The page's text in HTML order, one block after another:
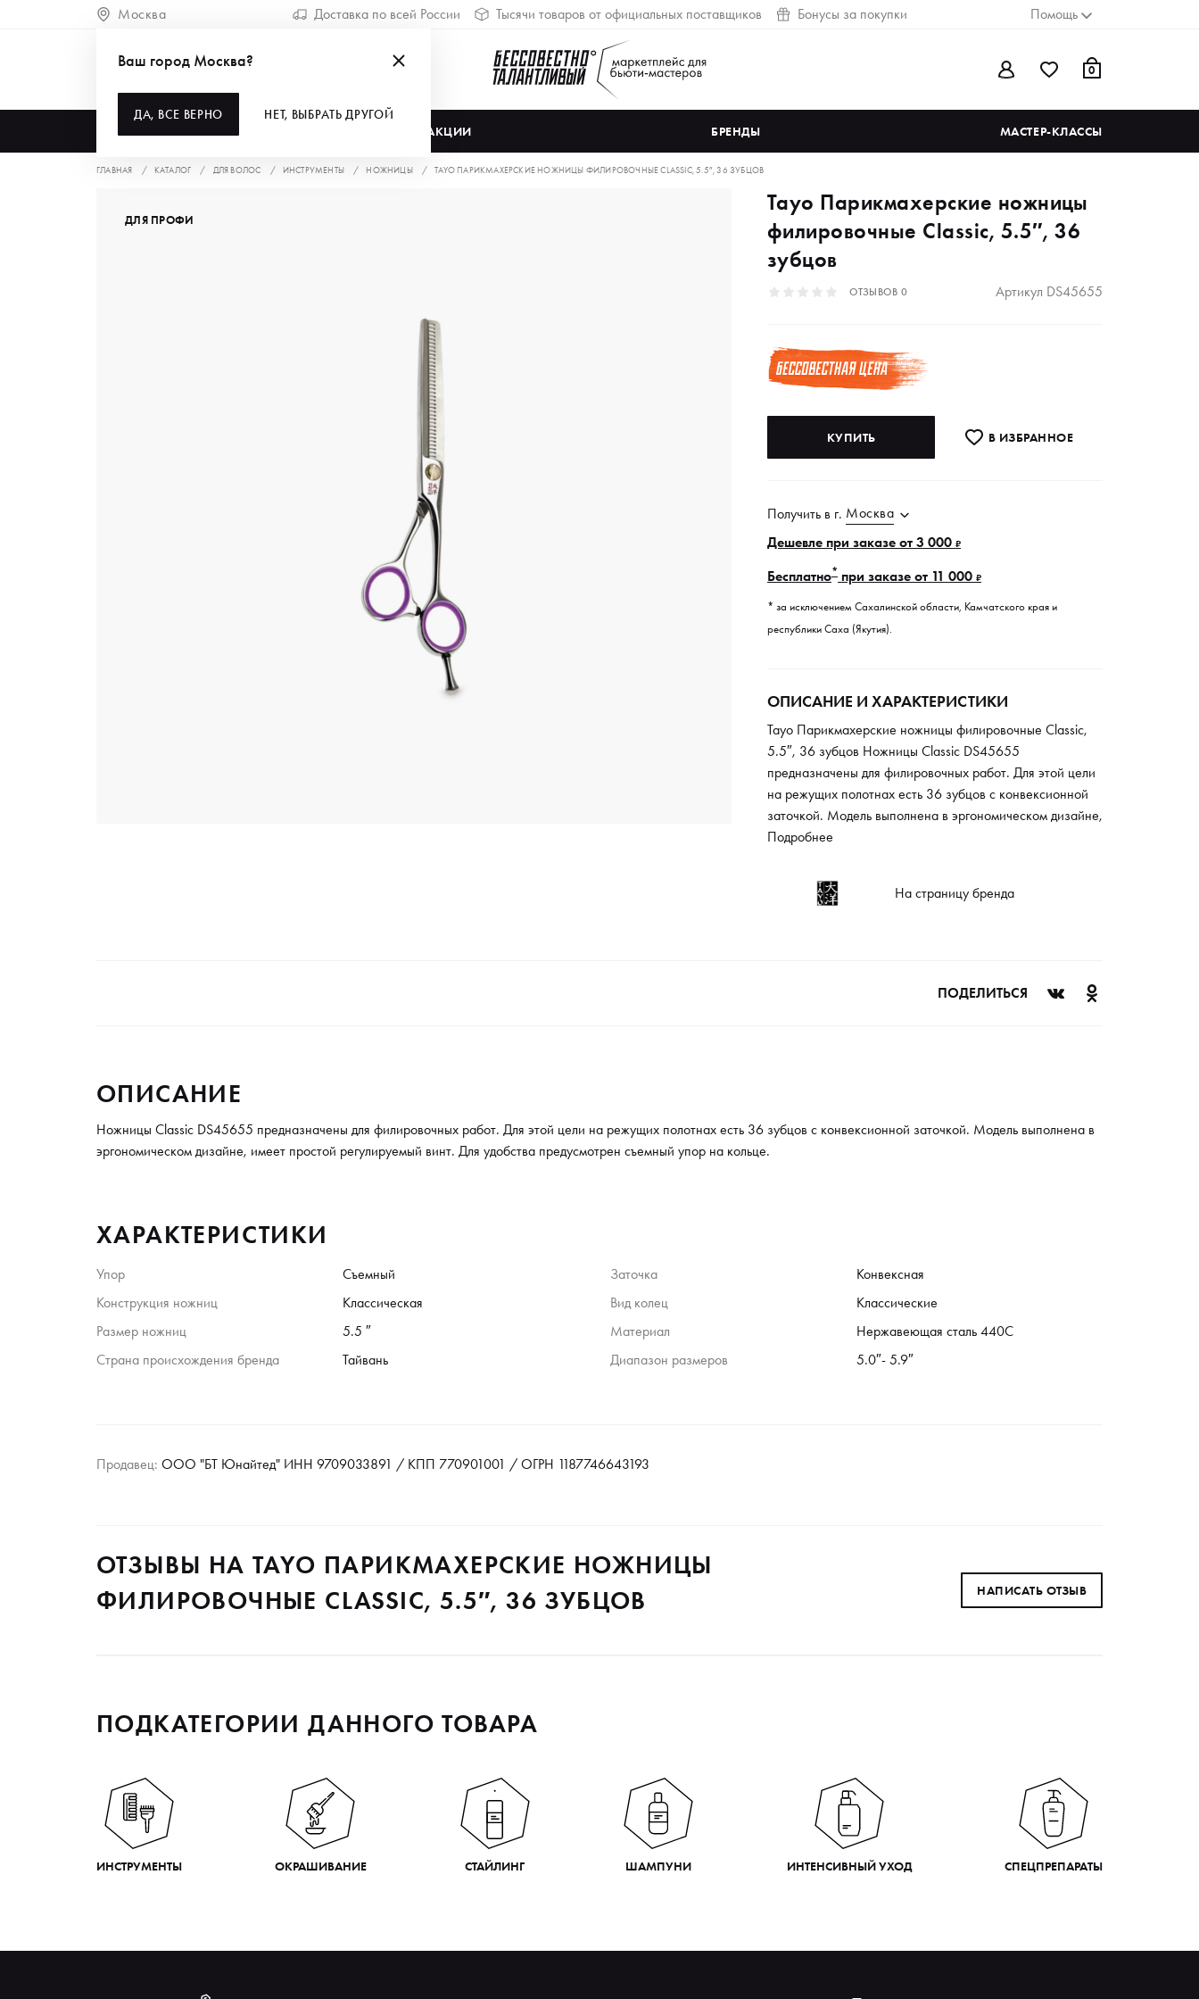
Москва Доставка по всей России Тысячи товаров от официальных поставщиков Бонусы за покупки Помощь
0
АКЦИИ БРЕНДЫ МАСТЕР-КЛАССЫ
Ваш город Москва?
ДА, ВСЕ ВЕРНО НЕТ, ВЫБРАТЬ ДРУГОЙ
ГЛАВНАЯ КАТАЛОГ ДЛЯ ВОЛОС ИНСТРУМЕНТЫ НОЖНИЦЫ TAYO ПАРИКМАХЕРСКИЕ НОЖНИЦЫ ФИЛИРОВОЧНЫЕ CLASSIC, 5.5″, 36 ЗУБЦОВ
ДЛЯ ПРОФИ
Tayo Парикмахерские ножницы
филировочные Classic, 5.5″, 36
зубцов
ОТЗЫВОВ 0 Артикул DS45655
КУПИТЬ В ИЗБРАННОE
Получить в г. Москва
Дешевле при заказе от 3 000₽
Бесплатно* при заказе от 11 000₽
* за исключением Сахалинской области, Камчатского края и
республики Саха (Якутия).
ОПИСАНИЕ И ХАРАКТЕРИСТИКИ
Tayo Парикмахерские ножницы филировочные Classic,
5.5″, 36 зубцов Ножницы Classic DS45655
предназначены для филировочных работ. Для этой цели
на режущих полотнах есть 36 зубцов с конвексионной
заточкой. Модель выполнена в эргономическом дизайне,
имеет простой регулируемый винт. Для удобства
Подробнее
На страницу бренда
ПОДЕЛИТЬСЯ
ОПИСАНИЕ
Ножницы Classic DS45655 предназначены для филировочных работ. Для этой цели на режущих полотнах есть 36 зубцов с конвексионной заточкой. Модель выполнена в
эргономическом дизайне, имеет простой регулируемый винт. Для удобства предусмотрен съемный упор на кольце.
ХАРАКТЕРИСТИКИ
Упор Съемный Заточка
Конвексная
Конструкция ножниц
Классическая Вид колец
Классические
Размер ножниц
5.5 ″ Материал
Нержавеющая сталь 440C
Страна происхождения бренда
Тайвань Диапазон размеров 5.0″- 5.9″
Продавец: ООО "БТ Юнайтед" ИНН 9709033891 / КПП 770901001 / ОГРН 1187746643193
ОТЗЫВЫ НА TAYO ПАРИКМАХЕРСКИЕ НОЖНИЦЫ
ФИЛИРОВОЧНЫЕ CLASSIC, 5.5″, 36 ЗУБЦОВ
НАПИСАТЬ ОТЗЫВ
ПОДКАТЕГОРИИ ДАННОГО ТОВАРА
ИНСТРУМЕНТЫ ОКРАШИВАНИЕ СТАЙЛИНГ ШАМПУНИ ИНТЕНСИВНЫЙ УХОД СПЕЦПРЕПАРАТЫ